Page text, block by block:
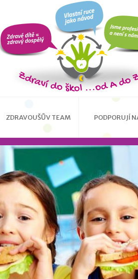
ZDRAVOUŠŮV TEAM PODPORUJÍ